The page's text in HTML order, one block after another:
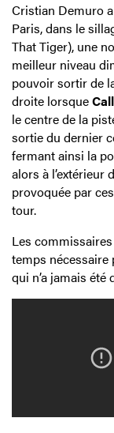
Cristian Demuro
Paris, dans le
That Tiger), une
meilleur niveau
pouvoir sortir de
droite lorsque
le centre de la
sortie du dernier
fermant ainsi la
alors à l’extérieur
provoquée par
tour.
Les
temps nécessaire
qui n’a jamais été